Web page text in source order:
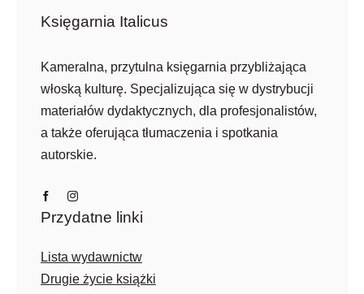
Księgarnia Italicus
Kameralna, przytulna księgarnia przybliżająca
włoską kulturę. Specjalizująca się w dystrybucji
materiałów dydaktycznych, dla profesjonalistów,
a także oferująca tłumaczenia i spotkania
autorskie.
Przydatne linki
Lista wydawnictw
Drugie życie książki